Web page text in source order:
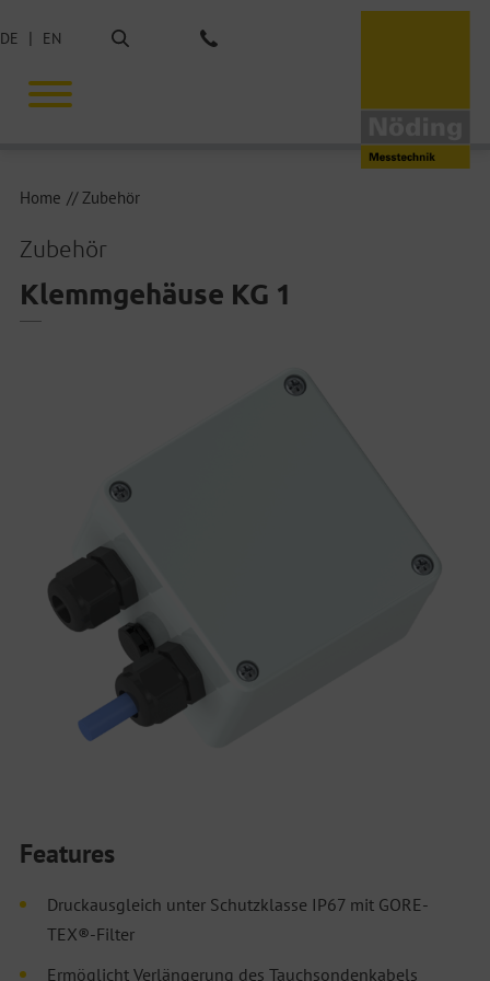
DE EN
Home Zubehör
Zubehör
Klemmgehäuse KG 1
Features
Druckausgleich unter Schutzklasse IP67 mit GORE-
TEX®-Filter
Ermöglicht Verlängerung des Tauchsondenkabels